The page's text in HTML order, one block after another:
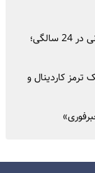
سفر به گذشته؛ گوگوش با تیپ و استایل افغانستانی در 24 سالگی؛
کاردینال و